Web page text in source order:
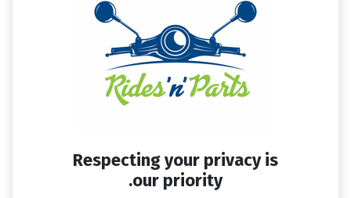
Respecting your privacy is
our priority.